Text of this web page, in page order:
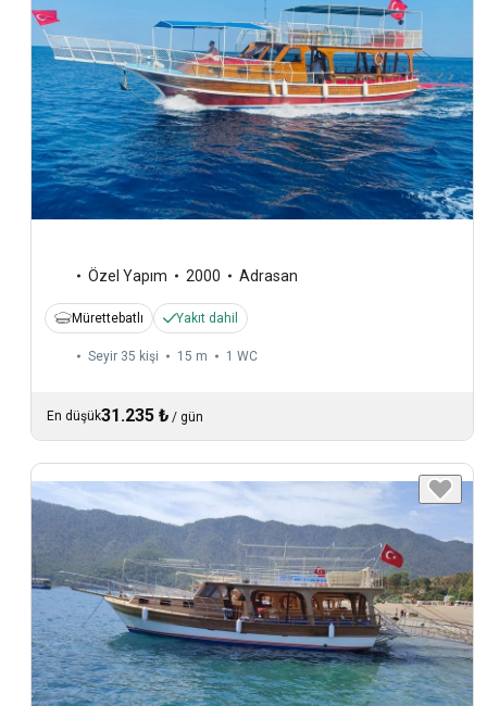
Özel Yapım 2000 Adrasan
Mürettebatlı Yakıt dahil
Seyir 35 kişi 15 m 1 WC
En düşük31.235 ₺ / gün